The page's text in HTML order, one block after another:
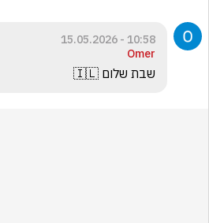
10:58 - 15.05.2026
Omer
שבת שלום 🇮🇱